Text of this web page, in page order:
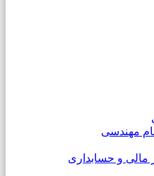
مهندسی
مالی و حسابداری